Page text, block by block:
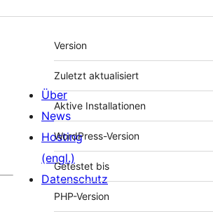
Meta
Version
Zuletzt aktualisiert
Aktive Installationen
WordPress-Version
Getestet bis
PHP-Version
Über
News
Hosting
(engl.)
Datenschutz